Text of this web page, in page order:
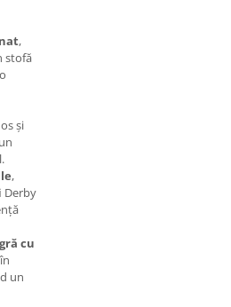
,
stofă
și
,
Derby
cu
un